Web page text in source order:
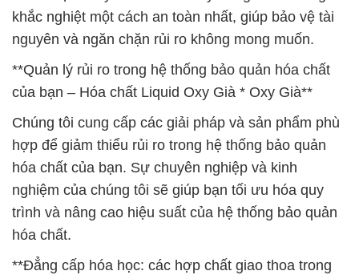
khắc nghiệt một cách an toàn nhất, giúp bảo vệ tài
nguyên và ngăn chặn rủi ro không mong muốn.
**Quản lý rủi ro trong hệ thống bảo quản hóa chất
của bạn – Hóa chất Liquid Oxy Già * Oxy Già**
Chúng tôi cung cấp các giải pháp và sản phẩm phù
hợp để giảm thiểu rủi ro trong hệ thống bảo quản
hóa chất của bạn. Sự chuyên nghiệp và kinh
nghiệm của chúng tôi sẽ giúp bạn tối ưu hóa quy
trình và nâng cao hiệu suất của hệ thống bảo quản
hóa chất.
**Đẳng cấp hóa học: các hợp chất giao thoa trong